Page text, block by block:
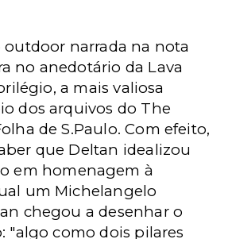
outdoor narrada na nota
no anedotário da Lava
a mais valiosa
dos arquivos do The
de S.Paulo. Com efeito,
que Deltan idealizou
em homenagem à
um Michelangelo
chegou a desenhar o
"algo como dois pilares